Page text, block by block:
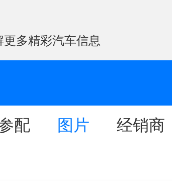
多精彩汽车信息
配 图片 经销商